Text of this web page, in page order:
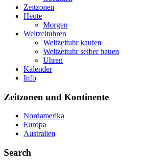
Zeitzonen
Heute
Morgen
Weltzeituhren
Weltzeituhr kaufen
Weltzeituhr selber bauen
Uhren
Kalender
Info
Zeitzonen und Kontinente
Nordamerika
Europa
Australien
Search